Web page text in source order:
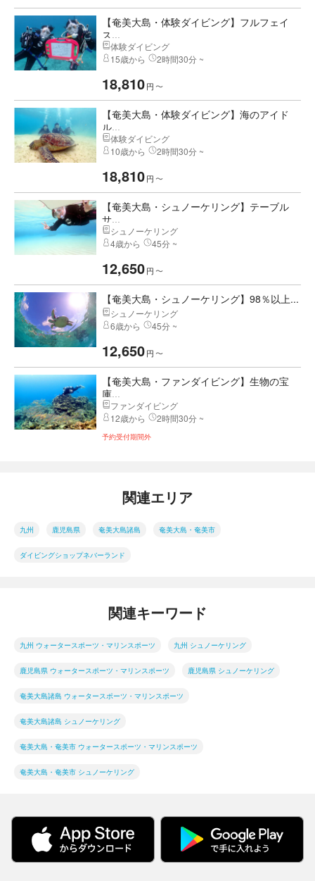
【奄美大島・体験ダイビング】フルフェイ
ス...
体験ダイビング
15歳から
2時間30分 ~
18,810円 〜
【奄美大島・体験ダイビング】海のアイド
ル...
体験ダイビング
10歳から
2時間30分 ~
18,810円 〜
【奄美大島・シュノーケリング】テーブル
サ...
シュノーケリング
4歳から
45分 ~
12,650円 〜
【奄美大島・シュノーケリング】98％以上...
シュノーケリング
6歳から
45分 ~
12,650円 〜
【奄美大島・ファンダイビング】生物の宝
庫...
ファンダイビング
12歳から
2時間30分 ~
予約受付期間外
関連エリア
九州 鹿児島県 奄美大島諸島 奄美大島・奄美市
ダイビングショップネバーランド
関連キーワード
九州 ウォータースポーツ・マリンスポーツ 九州 シュノーケリング
鹿児島県 ウォータースポーツ・マリンスポーツ 鹿児島県 シュノーケリング
奄美大島諸島 ウォータースポーツ・マリンスポーツ
奄美大島諸島 シュノーケリング
奄美大島・奄美市 ウォータースポーツ・マリンスポーツ
奄美大島・奄美市 シュノーケリング